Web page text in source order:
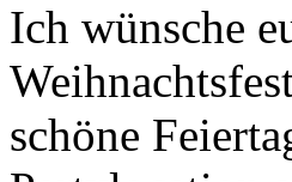
Ich wünsche
schöne